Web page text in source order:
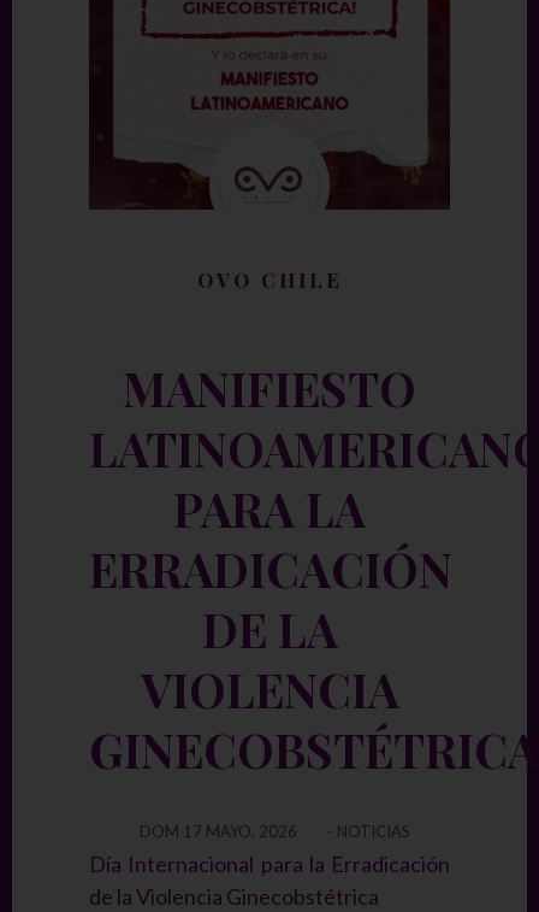
OVO CHILE
MANIFIESTO
PARA LA
ERRADICACIÓN
DE LA
VIOLENCIA
GINECOBSTÉTRICA
DOM 17 MAYO, 2026 NOTICIAS
Día Internacional para la Erradicación
de la Violencia Ginecobstétrica